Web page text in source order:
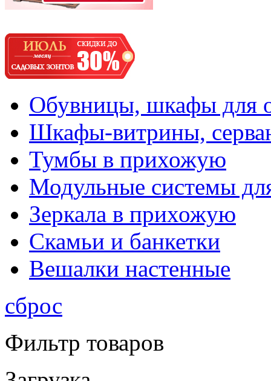
Обувницы, шкафы для
Шкафы-витрины,
Тумбы в прихожую
Модульные системы
Зеркала в прихожую
Скамьи и банкетки
Вешалки настенные
сброс
Фильтр товаров